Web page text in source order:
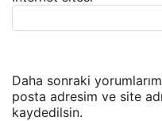
Daha sonraki
posta adresim ve site
kaydedilsin.